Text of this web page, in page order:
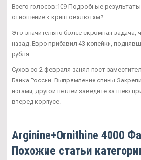
Всего голосов:109 Подробные
отношение к криптовалютам?
Это значительно более скромная задача,
назад. Евро прибавил 43 копейки,
рубля.
Сухов со 2 февраля занял пост
Банка России. Выпрямление спины
ногами, другой петлей заведите за шею
вперед корпусе.
Arginine+Ornithine 4000
Похожие статьи